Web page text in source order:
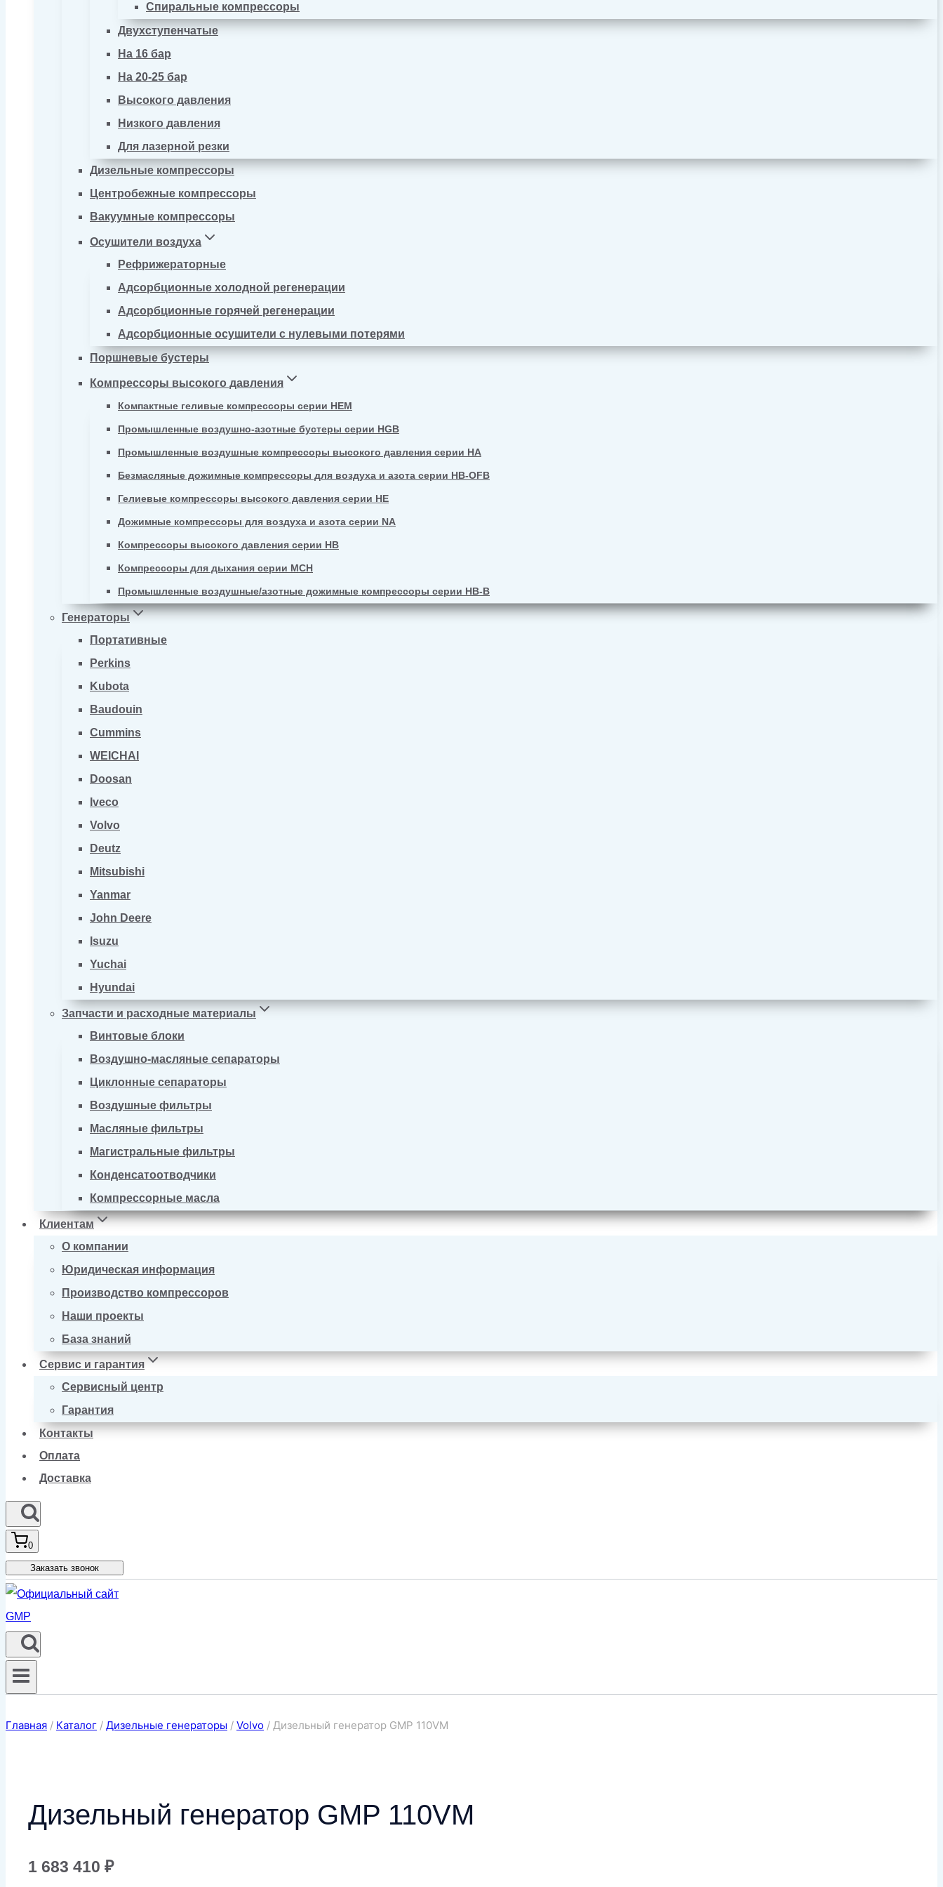
Спиральные компрессоры
Двухступенчатые
На 16 бар
На 20-25 бар
Высокого давления
Низкого давления
Для лазерной резки
Дизельные компрессоры
Центробежные компрессоры
Вакуумные компрессоры
Осушители воздуха
Рефрижераторные
Адсорбционные холодной регенерации
Адсорбционные горячей регенерации
Адсорбционные осушители с нулевыми потерями
Поршневые бустеры
Компрессоры высокого давления
Компактные геливые компрессоры серии HEM
Промышленные воздушно-азотные бустеры серии HGB
Промышленные воздушные компрессоры высокого давления серии HA
Безмасляные дожимные компрессоры для воздуха и азота серии HB-OFB
Гелиевые компрессоры высокого давления серии HE
Дожимные компрессоры для воздуха и азота серии NA
Компрессоры высокого давления серии HB
Компрессоры для дыхания серии MCH
Промышленные воздушные/азотные дожимные компрессоры серии HB-B
Генераторы
Портативные
Perkins
Kubota
Baudouin
Cummins
WEICHAI
Doosan
Iveco
Volvo
Deutz
Mitsubishi
Yanmar
John Deere
Isuzu
Yuchai
Hyundai
Запчасти и расходные материалы
Винтовые блоки
Воздушно-масляные сепараторы
Циклонные сепараторы
Воздушные фильтры
Масляные фильтры
Магистральные фильтры
Конденсатоотводчики
Компрессорные масла
Клиентам
О компании
Юридическая информация
Производство компрессоров
Наши проекты
База знаний
Сервис и гарантия
Сервисный центр
Гарантия
Контакты
Оплата
Доставка
0
Заказать звонок
Главная / Каталог / Дизельные генераторы / Volvo / Дизельный генератор GMP 110VM
Дизельный генератор GMP 110VM
1 683 410 ₽